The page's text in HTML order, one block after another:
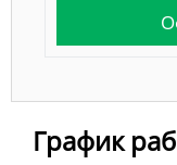
График